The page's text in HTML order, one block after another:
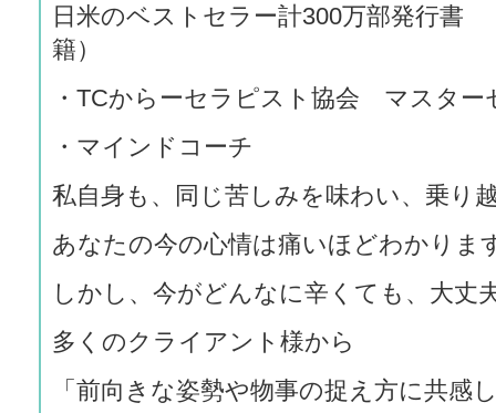
日米のベストセラー計300万部発行書
籍）
・TCからーセラピスト協会 マスター
・マインドコーチ
私自身も、同じ苦しみを味わい、乗り
あなたの今の心情は痛いほどわかりま
しかし、今がどんなに辛くても、大丈
多くのクライアント様から
「前向きな姿勢や物事の捉え方に共感